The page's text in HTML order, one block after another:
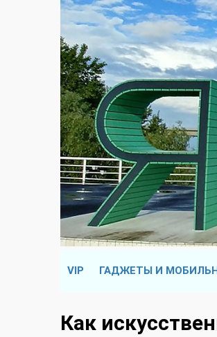
VIP ГАДЖЕТЫ И
Как